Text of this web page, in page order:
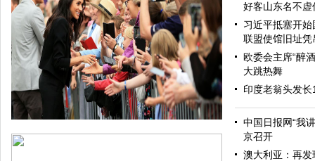
好客山东名不虚
习近平抵塞开
联盟使馆旧址凭
欧委会主席“醉
大跳热舞
印度老翁头发
中国日报网“我
京召开
澳大利亚：再